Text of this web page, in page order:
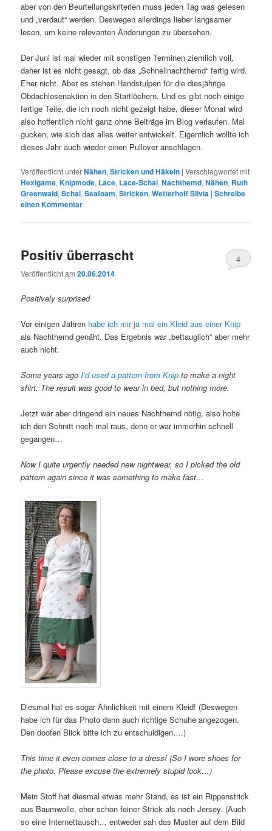
aber von den Beurteilungskriterien muss jeden Tag was gelesen
und „verdaut“ werden. Deswegen allerdings lieber langsamer
lesen, um keine relevanten Änderungen zu übersehen.
Der Juni ist mal wieder mit sonstigen Terminen ziemlich voll,
daher ist es nicht gesagt, ob das „Schnellnachthemd“ fertig wird.
Eher nicht. Aber es stehen Handstulpen für die diesjährige
Obdachlosenaktion in den Startlöchern. Und es gibt noch einige
fertige Teile, die ich noch nicht gezeigt habe, dieser Monat wird
also hoffentlich nicht ganz ohne Beiträge im Blog verlaufen. Mal
gucken, wie sich das alles weiter entwickelt. Eigentlich wollte ich
dieses Jahr auch wieder einen Pullover anschlagen.
Veröffentlicht unterNähen,Stricken und Häkeln |Verschlagwortet mit
Hexigame,Knipmode, Lace, Lace-Schal,Nachthemd,Nähen, Ruth
Greenwald,Schal,Seafoam,Stricken,Wetterhoff Silvia |Schreibe
einen Kommentar
Positiv überrascht
Veröffentlicht am20.06.2014
4
Positively surprised
Vor einigen Jahren habe ich mir ja mal ein Kleid aus einer Knip
als Nachthemd genäht. Das Ergebnis war „bettauglich“ aber mehr
auch nicht.
Some years agoI’d used a pattern from Knip to make a night
shirt. The result was good to wear in bed, but nothing more.
Jetzt war aber dringend ein neues Nachthemd nötig, also holte
ich den Schnitt noch mal raus, denn er war immerhin schnell
gegangen…
Now I quite urgently needed new nightwear, so I picked the old
pattern again since it was something to make fast…
Diesmal hat es sogar Ähnlichkeit mit einem Kleid! (Deswegen
habe ich für das Photo dann auch richtige Schuhe angezogen.
Den doofen Blick bitte ich zu entschuldigen….)
This time it even comes close to a dress! (So I wore shoes for
the photo. Please excuse the extremely stupid look…)
Mein Stoff hat diesmal etwas mehr Stand, es ist ein Rippenstrick
aus Baumwolle, eher schon feiner Strick als noch Jersey. (Auch
so eine Internettausch… entweder sah das Muster auf dem Bild